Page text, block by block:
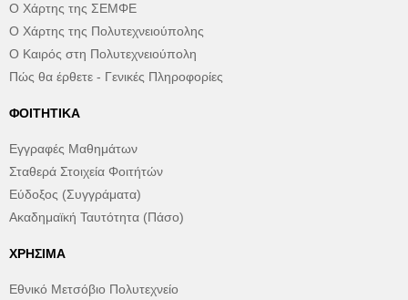
Ο Χάρτης της ΣΕΜΦΕ
Ο Χάρτης της Πολυτεχνειούπολης
Ο Καιρός στη Πολυτεχνειούπολη
Πώς θα έρθετε - Γενικές Πληροφορίες
ΦΟΙΤΗΤΙΚΆ
Εγγραφές Μαθημάτων
Σταθερά Στοιχεία Φοιτήτών
Εύδοξος (Συγγράματα)
Ακαδημαϊκή Ταυτότητα (Πάσο)
ΧΡΉΣΙΜΑ
Εθνικό Μετσόβιο Πολυτεχνείο